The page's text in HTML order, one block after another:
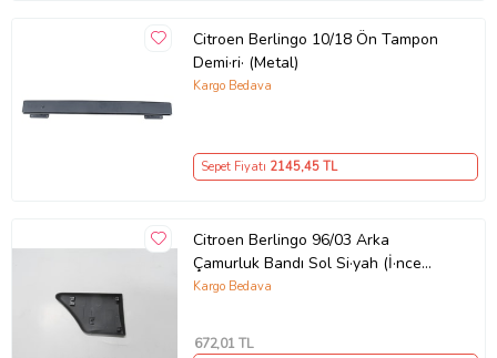
Citroen Berlingo 10/18 Ön Tampon
Demi·ri· (Metal)
Kargo Bedava
Sepet Fiyatı 2145,45 TL
Citroen Berlingo 96/03 Arka
Çamurluk Bandı Sol Si·yah (İ·nce
Ti·p)
Kargo Bedava
672,01 TL